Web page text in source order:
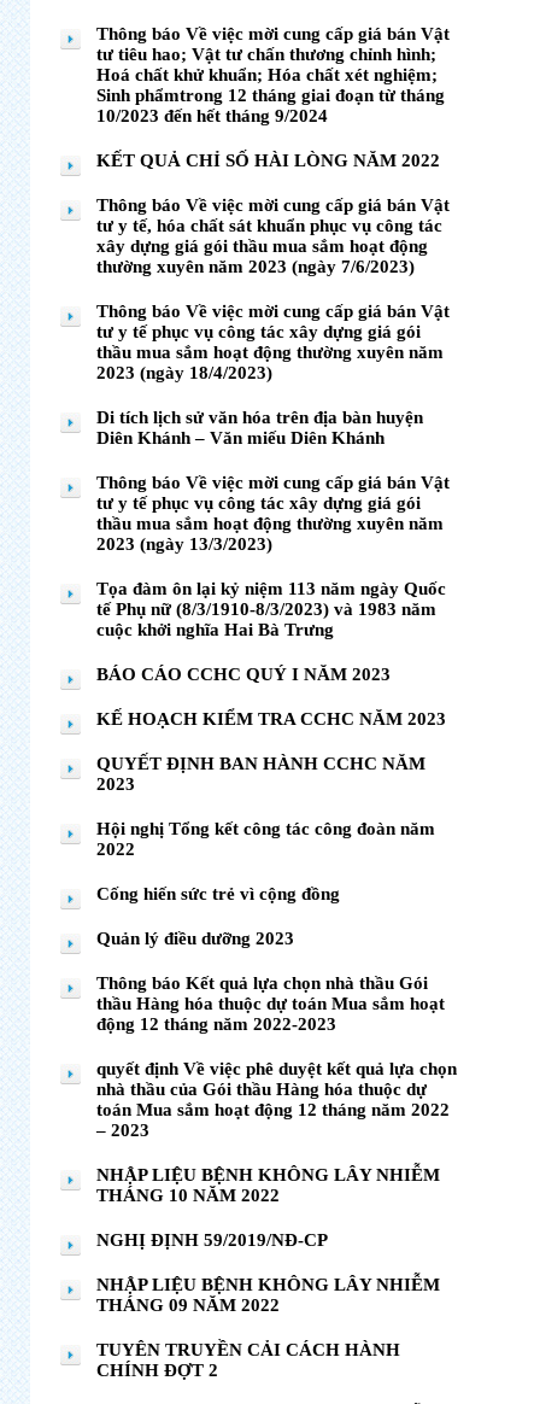
Thông báo Về việc mời cung cấp giá bán Vật
tư tiêu hao; Vật tư chấn thương chỉnh hình;
Hoá chất khử khuẩn; Hóa chất xét nghiệm;
Sinh phẩmtrong 12 tháng giai đoạn từ tháng
10/2023 đến hết tháng 9/2024
KẾT QUẢ CHỈ SỐ HÀI LÒNG NĂM 2022
Thông báo Về việc mời cung cấp giá bán Vật
tư y tế, hóa chất sát khuẩn phục vụ công tác
xây dựng giá gói thầu mua sắm hoạt động
thường xuyên năm 2023 (ngày 7/6/2023)
Thông báo Về việc mời cung cấp giá bán Vật
tư y tế phục vụ công tác xây dựng giá gói
thầu mua sắm hoạt động thường xuyên năm
2023 (ngày 18/4/2023)
Di tích lịch sử văn hóa trên địa bàn huyện
Diên Khánh – Văn miếu Diên Khánh
Thông báo Về việc mời cung cấp giá bán Vật
tư y tế phục vụ công tác xây dựng giá gói
thầu mua sắm hoạt động thường xuyên năm
2023 (ngày 13/3/2023)
Tọa đàm ôn lại kỷ niệm 113 năm ngày Quốc
tế Phụ nữ (8/3/1910-8/3/2023) và 1983 năm
cuộc khởi nghĩa Hai Bà Trưng
BÁO CÁO CCHC QUÝ I NĂM 2023
KẾ HOẠCH KIỂM TRA CCHC NĂM 2023
QUYẾT ĐỊNH BAN HÀNH CCHC NĂM
2023
Hội nghị Tổng kết công tác công đoàn năm
2022
Cống hiến sức trẻ vì cộng đồng
Quản lý điều dưỡng 2023
Thông báo Kết quả lựa chọn nhà thầu Gói
thầu Hàng hóa thuộc dự toán Mua sắm hoạt
động 12 tháng năm 2022-2023
quyết định Về việc phê duyệt kết quả lựa chọn
nhà thầu của Gói thầu Hàng hóa thuộc dự
toán Mua sắm hoạt động 12 tháng năm 2022
– 2023
NHẬP LIỆU BỆNH KHÔNG LÂY NHIỄM
THÁNG 10 NĂM 2022
NGHỊ ĐỊNH 59/2019/NĐ-CP
NHẬP LIỆU BỆNH KHÔNG LÂY NHIỄM
THÁNG 09 NĂM 2022
TUYÊN TRUYỀN CẢI CÁCH HÀNH
CHÍNH ĐỢT 2